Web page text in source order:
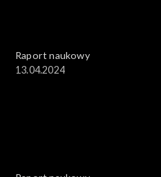
Raport naukowy
13.04.2024